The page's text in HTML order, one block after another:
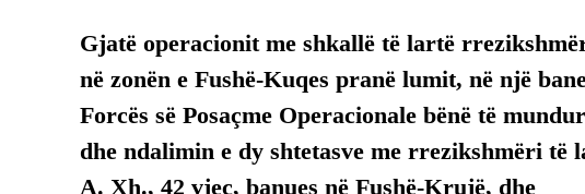
Gjatë operacionit me shkallë të lartë
në zonën e Fushë-Kuqes pranë lumit, në një
Forcës së Posaçme Operacionale bënë të
dhe ndalimin e dy shtetasve me rrezikshmëri të
A. Xh., 42 vjeç, banues në Fushë-Krujë, dhe